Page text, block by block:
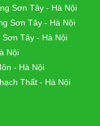
Sơn Tây - Hà Nội
Sơn Tây - Hà Nội
Tây - Hà Nội
Nội
- Hà Nội
Thất - Hà Nội